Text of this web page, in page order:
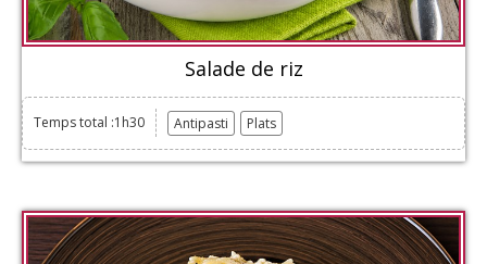
Salade de riz
Temps total :1h30 Antipasti Plats